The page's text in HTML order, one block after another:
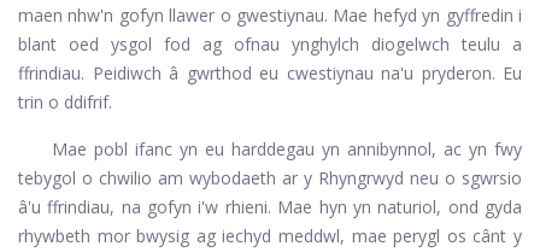
maen nhw'n gofyn llawer o gwestiynau. Mae hefyd yn gyffredin i
blant oed ysgol fod ag ofnau ynghylch diogelwch teulu a
ffrindiau. Peidiwch â gwrthod eu cwestiynau na'u pryderon. Eu
trin o ddifrif.
Mae pobl ifanc yn eu harddegau yn annibynnol, ac yn fwy
tebygol o chwilio am wybodaeth ar y Rhyngrwyd neu o sgwrsio
â'u ffrindiau, na gofyn i'w rhieni. Mae hyn yn naturiol, ond gyda
rhywbeth mor bwysig ag iechyd meddwl, mae perygl os cânt y